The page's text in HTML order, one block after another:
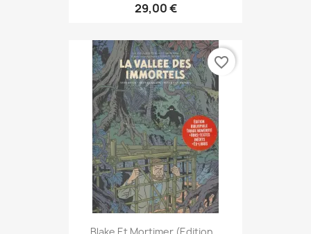
29,00 €
Blake Et Mortimer (Edition...
favorite_border